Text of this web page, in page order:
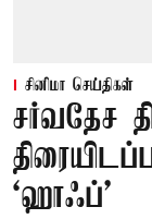
சினிமா செய்திகள்
சர்வதேச
‘ஹாஃப்’